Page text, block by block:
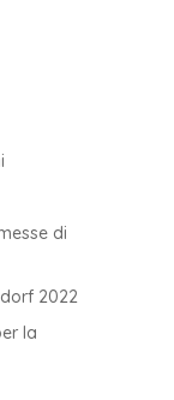
di
2022
la